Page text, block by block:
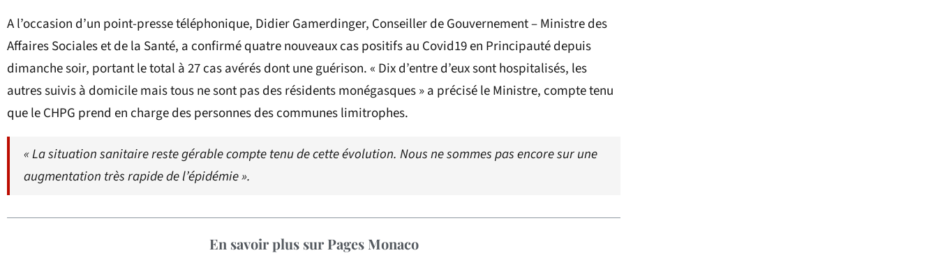
A l’occasion d’un point-presse téléphonique, Didier Gamerdinger, Conseiller de Gouvernement – Ministre des
Affaires Sociales et de la Santé, a confirmé quatre nouveaux cas positifs au Covid19 en Principauté depuis
dimanche soir, portant le total à 27 cas avérés dont une guérison. « Dix d’entre d’eux sont hospitalisés, les
autres suivis à domicile mais tous ne sont pas des résidents monégasques » a précisé le Ministre, compte tenu
que le CHPG prend en charge des personnes des communes limitrophes.
« La situation sanitaire reste gérable compte tenu de cette évolution. Nous ne sommes pas encore sur une
augmentation très rapide de l’épidémie ».
En savoir plus sur Pages Monaco